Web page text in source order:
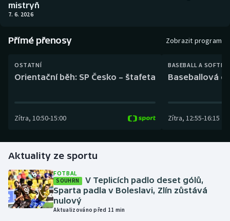
Boby a skeleton
Box
Curling
Golf
Gymnastika
Házená
AZ kvíz
mistryň
7. 6. 2026
Přímé přenosy Zobrazit program
OSTATNÍ
Orientační běh: SP Česko – štafeta
Zítra, 10:50-15:00
BASEBALL A
Baseballová
Zítra, 12:55-16:15
Aktuality ze sportu
FOTBAL
SOUHRN
V Teplicích padlo deset gólů,
Sparta padla v Boleslavi, Zlín zůstává
nulový
Aktualizováno před 11 min